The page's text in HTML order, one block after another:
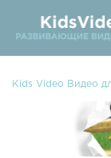
Kids Video Видео